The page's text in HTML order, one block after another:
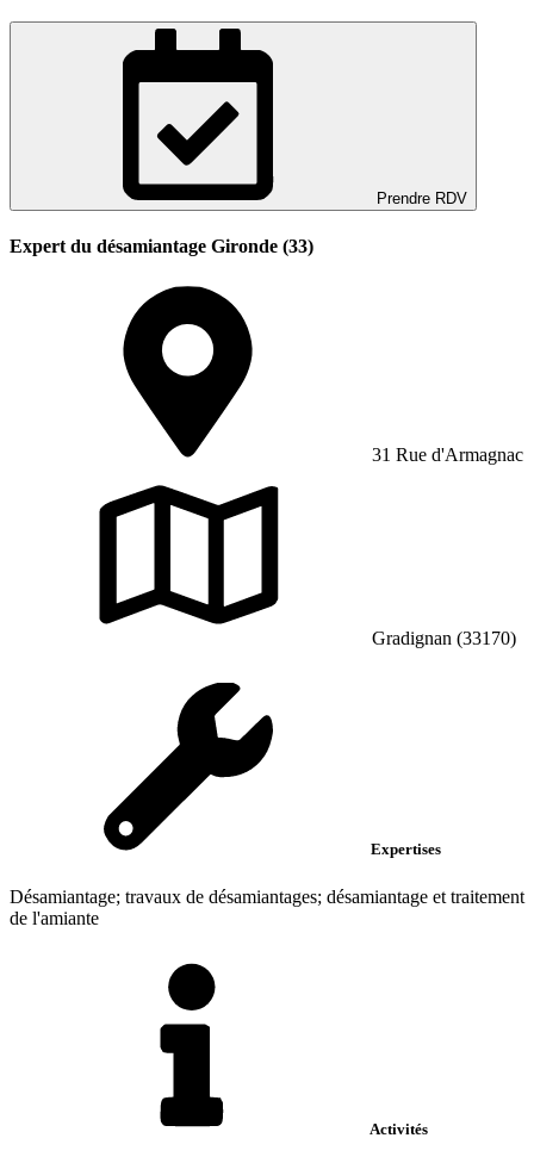
Prendre RDV
Expert du désamiantage Gironde (33)
31 Rue d'Armagnac
Gradignan (33170)
Expertises
Désamiantage; travaux de désamiantages; désamiantage et traitement
de l'amiante
Activités